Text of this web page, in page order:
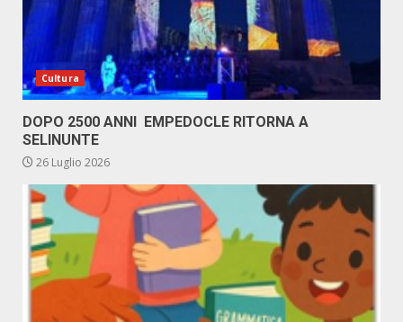
Cultura
DOPO 2500 ANNI EMPEDOCLE RITORNA A
SELINUNTE
26 Luglio 2026